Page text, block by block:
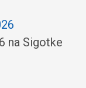
na Sigotke